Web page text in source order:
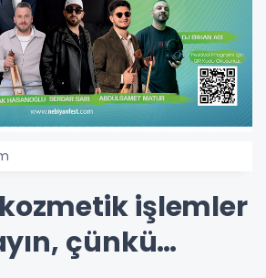
kozmetik işlemler
çünkü…